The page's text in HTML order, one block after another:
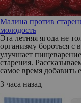
Малина против
молодость
Эта летняя ягода не
организму бороться с
улучшает
старения.
самое время
3 часа назад